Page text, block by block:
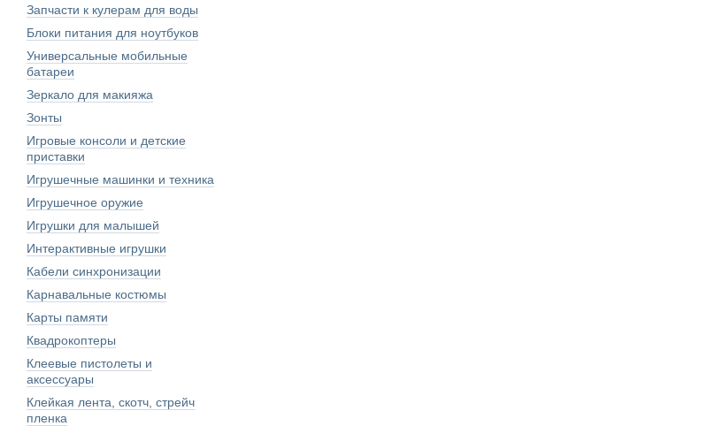
Запчасти к кулерам для воды
Блоки питания для ноутбуков
Универсальные мобильные
батареи
Зеркало для макияжа
Зонты
Игровые консоли и детские
приставки
Игрушечные машинки и техника
Игрушечное оружие
Игрушки для малышей
Интерактивные игрушки
Кабели синхронизации
Карнавальные костюмы
Карты памяти
Квадрокоптеры
Клеевые пистолеты и
аксессуары
Клейкая лента, скотч, стрейч
пленка